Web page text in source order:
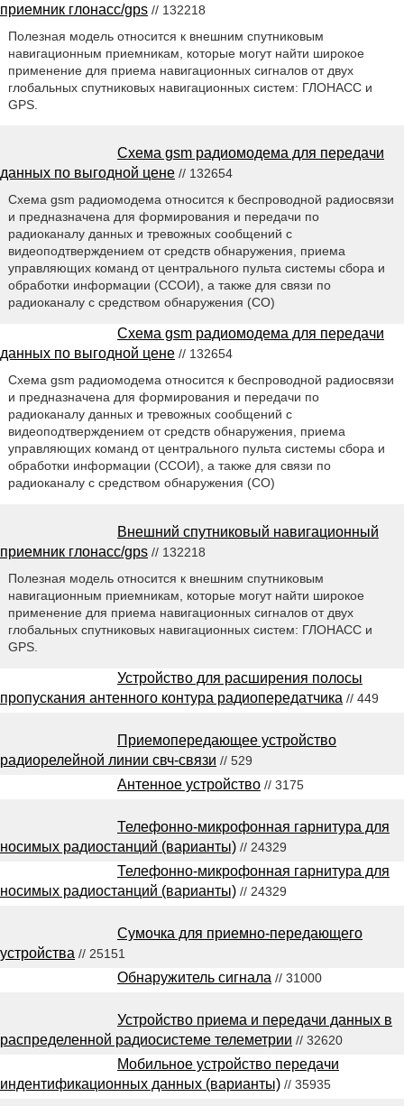
приемник глонасс/gps // 132218
Полезная модель относится к внешним спутниковым
навигационным приемникам, которые могут найти широкое
применение для приема навигационных сигналов от двух
глобальных спутниковых навигационных систем: ГЛОНАСС и
GPS.
Схема gsm радиомодема для передачи
данных по выгодной цене // 132654
Схема gsm радиомодема относится к беспроводной радиосвязи
и предназначена для формирования и передачи по
радиоканалу данных и тревожных сообщений с
видеоподтверждением от средств обнаружения, приема
управляющих команд от центрального пульта системы сбора и
обработки информации (ССОИ), а также для связи по
радиоканалу с средством обнаружения (СО)
Схема gsm радиомодема для передачи
данных по выгодной цене // 132654
Схема gsm радиомодема относится к беспроводной радиосвязи
и предназначена для формирования и передачи по
радиоканалу данных и тревожных сообщений с
видеоподтверждением от средств обнаружения, приема
управляющих команд от центрального пульта системы сбора и
обработки информации (ССОИ), а также для связи по
радиоканалу с средством обнаружения (СО)
Внешний спутниковый навигационный
приемник глонасс/gps // 132218
Полезная модель относится к внешним спутниковым
навигационным приемникам, которые могут найти широкое
применение для приема навигационных сигналов от двух
глобальных спутниковых навигационных систем: ГЛОНАСС и
GPS.
Устройство для расширения полосы
пропускания антенного контура радиопередатчика // 449
Приемопередающее устройство
радиорелейной линии свч-связи // 529
Антенное устройство // 3175
Телефонно-микрофонная гарнитура для
носимых радиостанций (варианты) // 24329
Телефонно-микрофонная гарнитура для
носимых радиостанций (варианты) // 24329
Сумочка для приемно-передающего
устройства // 25151
Обнаружитель сигнала // 31000
Устройство приема и передачи данных в
распределенной радиосистеме телеметрии // 32620
Мобильное устройство передачи
индентификационных данных (варианты) // 35935